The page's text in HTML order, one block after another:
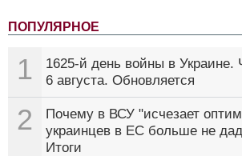
ПОПУЛЯРНОЕ
1
1625-й день войны в Украине.
6 августа. Обновляется
2
Почему в ВСУ "исчезает
украинцев в ЕС больше не
Итоги